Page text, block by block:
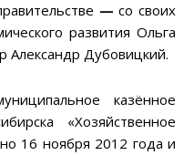
— со своих
развития Ольга
Александр Дубовицкий.
казённое
«Хозяйственное
16 ноября 2012 года и